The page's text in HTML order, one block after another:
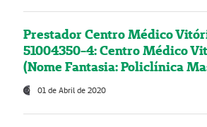
Prestador Centro Médico
51004350-4: Centro Médico
(Nome Fantasia: Policlínica
01 de Abril de 2020